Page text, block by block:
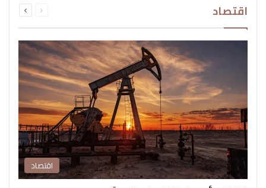
اقتصاد الصفحةالصفحة
اقتصاد